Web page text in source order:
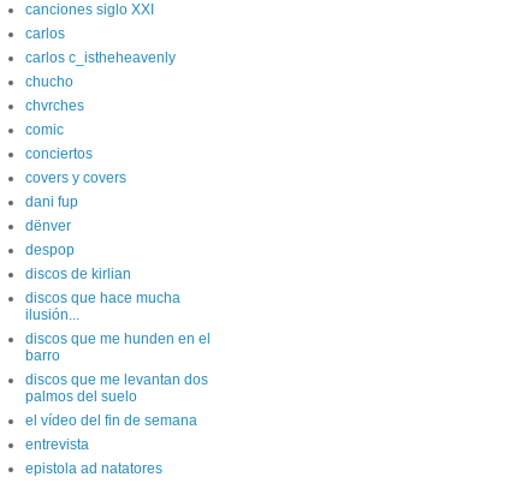
canciones siglo XXI
carlos
carlos c_istheheavenly
chucho
chvrches
comic
conciertos
covers y covers
dani fup
dënver
despop
discos de kirlian
discos que hace mucha
ilusión...
discos que me hunden en el
barro
discos que me levantan dos
palmos del suelo
el vídeo del fin de semana
entrevista
epistola ad natatores